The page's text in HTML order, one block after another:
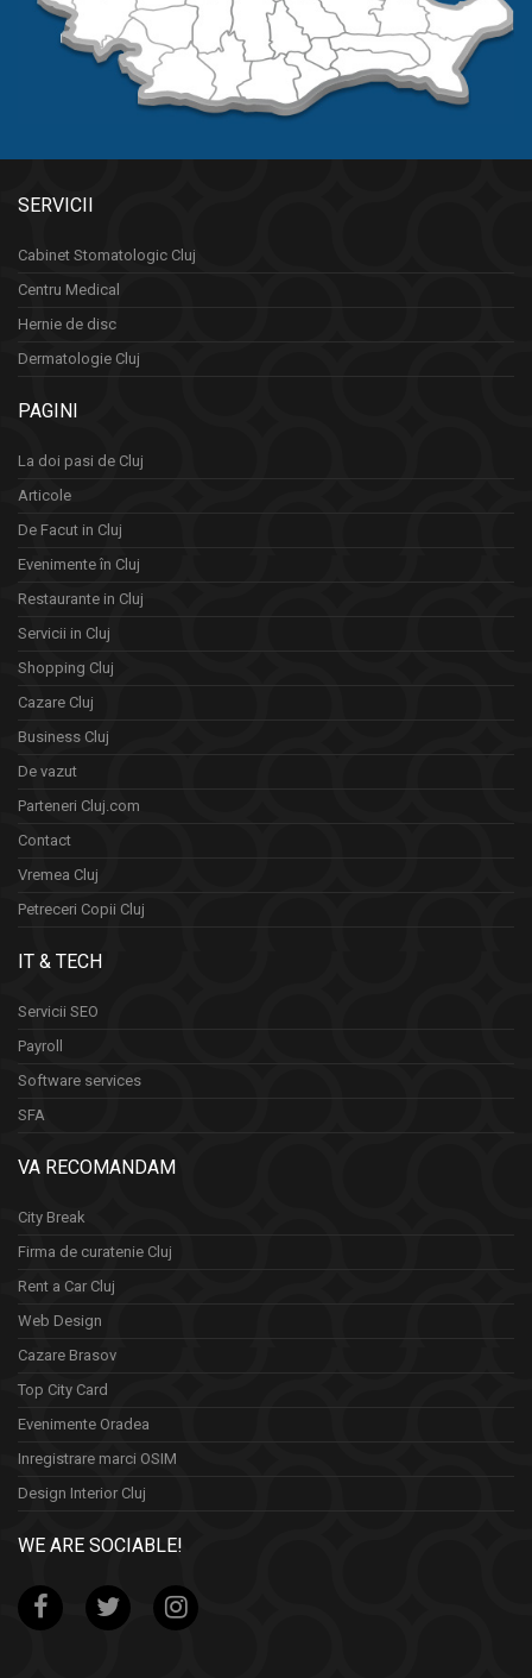
SERVICII
Cabinet Stomatologic Cluj
Centru Medical
Hernie de disc
Dermatologie Cluj
PAGINI
La doi pasi de Cluj
Articole
De Facut in Cluj
Evenimente în Cluj
Restaurante in Cluj
Servicii in Cluj
Shopping Cluj
Cazare Cluj
Business Cluj
De vazut
Parteneri Cluj.com
Contact
Vremea Cluj
Petreceri Copii Cluj
IT & TECH
Servicii SEO
Payroll
Software services
SFA
VA RECOMANDAM
City Break
Firma de curatenie Cluj
Rent a Car Cluj
Web Design
Cazare Brasov
Top City Card
Evenimente Oradea
Inregistrare marci OSIM
Design Interior Cluj
WE ARE SOCIABLE!